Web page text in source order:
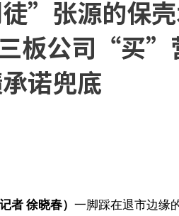
”张源的保
板公司“买”
诺兜底
者 徐晓春） 一脚踩在退市边缘